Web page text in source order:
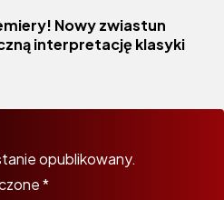
Nowy zwiastun
interpretację klasyki
opublikowany.
*